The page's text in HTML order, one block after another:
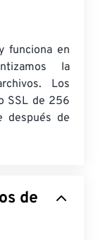
funciona en
la
Los
SSL de 256
después de